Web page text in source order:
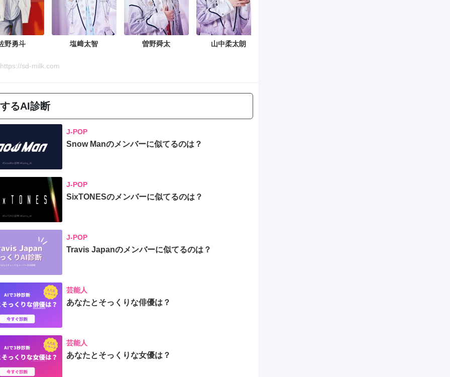
野勇斗 塩﨑太智 曽野舜太 山中柔太朗
sd-milk.com
るAI診断
J-POP
Snow Manのメンバーに似てるのは？
J-POP
SixTONESのメンバーに似てるのは？
J-POP
Travis Japanのメンバーに似てるのは？
芸能人
あなたとそっくりな俳優は？
芸能人
あなたとそっくりな女優は？